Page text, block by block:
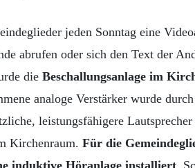
jeden Sonntag eine
abrufen oder sich den Text der
die Beschallungsanlage im
analoge Verstärker wurde
leistungsfähigere
Kirchenraum. Für die
induktive Höranlage installiert.